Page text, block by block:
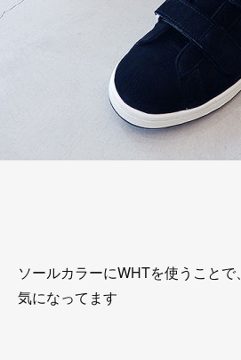
ソールカラーにWHTを使うこと
気になってます